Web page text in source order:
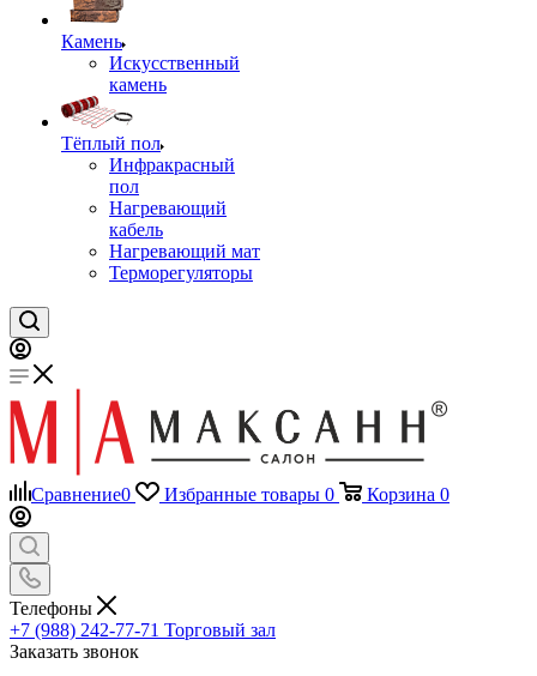
Камень
Искусственный
камень
Тёплый пол
Инфракрасный
пол
Нагревающий
кабель
Нагревающий мат
Терморегуляторы
Сравнение0 Избранные товары 0 Корзина 0
Телефоны
+7 (988) 242-77-71 Торговый зал
Заказать звонок